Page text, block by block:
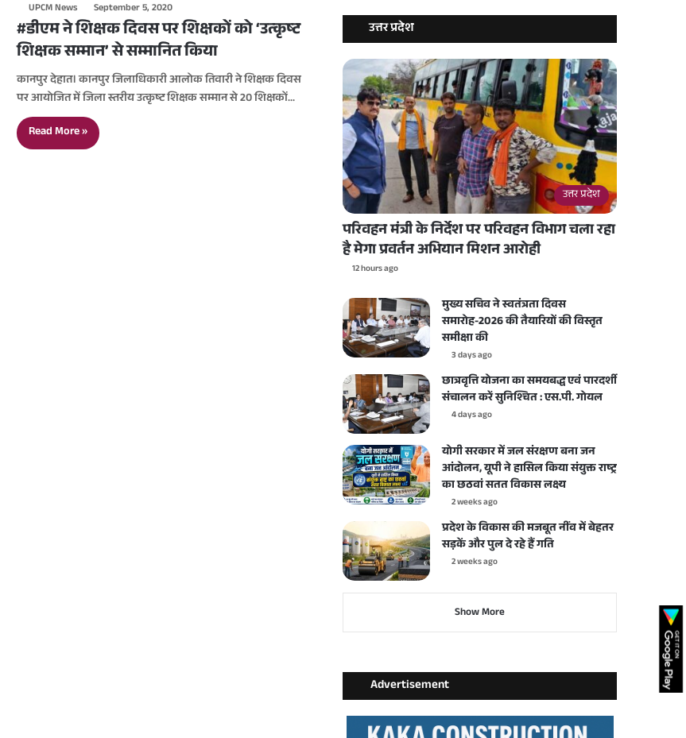
UPCM News September 5, 2020
#डीएम ने शिक्षक दिवस पर शिक्षकों को ‘उत्कृष्ट
शिक्षक सम्मान’ से सम्मानित किया
कानपुर देहात। कानपुर जिलाधिकारी आलोक तिवारी ने शिक्षक दिवस
पर आयोजित में जिला स्तरीय उत्कृष्ट शिक्षक सम्मान से 20 शिक्षकों…
Read More »
उत्तर प्रदेश
उत्तर प्रदेश
परिवहन मंत्री के निर्देश पर परिवहन विभाग चला रहा
है मेगा प्रवर्तन अभियान मिशन आरोही
12 hours ago
मुख्य सचिव ने स्वतंत्रता दिवस
समारोह-2026 की तैयारियों की विस्तृत
समीक्षा की
3 days ago
छात्रवृत्ति योजना का समयबद्ध एवं पारदर्शी
संचालन करें सुनिश्चित : एस.पी. गोयल
4 days ago
योगी सरकार में जल संरक्षण बना जन
आंदोलन, यूपी ने हासिल किया संयुक्त राष्ट्र
का छठवां सतत विकास लक्ष्य
2 weeks ago
प्रदेश के विकास की मजबूत नींव में बेहतर
सड़कें और पुल दे रहे हैं गति
2 weeks ago
Show More
Advertisement